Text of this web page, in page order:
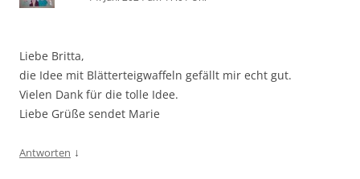
Liebe Britta,
die Idee mit Blätterteigwaffeln gefällt mir echt gut.
Vielen Dank für die tolle Idee.
Liebe Grüße sendet Marie
Antworten ↓